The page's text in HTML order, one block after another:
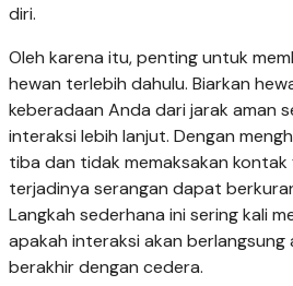
diri.
Oleh karena itu, penting untuk
hewan terlebih dahulu. Biarkan
keberadaan Anda dari jarak aman
interaksi lebih lanjut. Dengan
tiba dan tidak memaksakan kontak
terjadinya serangan dapat
Langkah sederhana ini sering kali
apakah interaksi akan berlangsung
berakhir dengan cedera.